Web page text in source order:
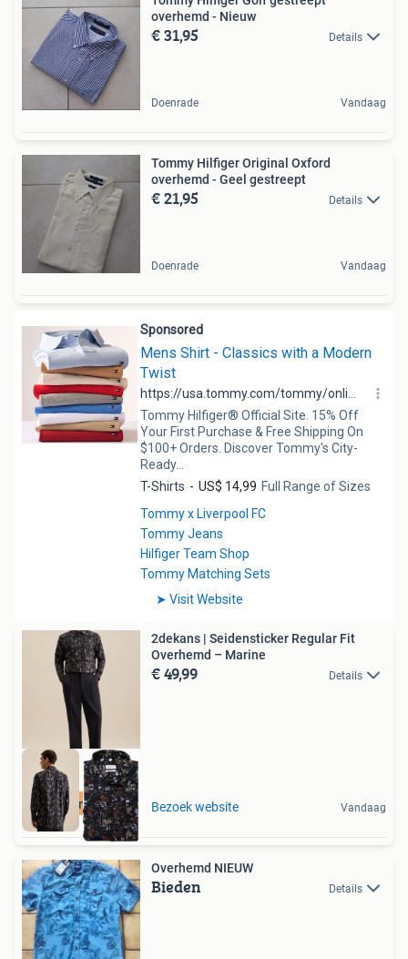
overhemd - Nieuw
€ 31,95 Details
Doenrade Vandaag
Tommy Hilfiger Original Oxford
overhemd - Geel gestreept
€ 21,95 Details
Doenrade Vandaag
Duurzame Deal
2dekans | Seidensticker Regular Fit
Overhemd – Marine
€ 49,99 Details
Bezoek website Vandaag
Overhemd NIEUW
Bieden Details